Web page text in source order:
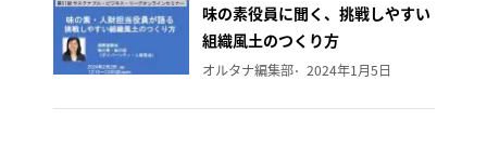
味の素役員に聞く、挑戦しやすい
組織風土のつくり方
オルタナ編集部 2024年1月5日